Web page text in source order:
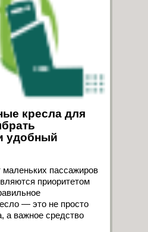
кресла для
удобный
пассажиров
приоритетом
— это не просто
а важное средство